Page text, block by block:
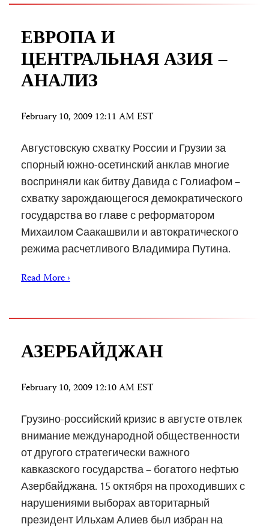
ЕВРОПА И
ЦЕНТРАЛЬНАЯ АЗИЯ –
АНАЛИЗ
February 10, 2009 12:11 AM EST
Августовскую схватку России и Грузии за
спорный южно-осетинский анклав многие
восприняли как битву Давида с Голиафом –
схватку зарождающегося демократического
государства во главе с реформатором
Михаилом Саакашвили и автократического
режима расчетливого Владимира Путина.
Read More ›
АЗЕРБАЙДЖАН
February 10, 2009 12:10 AM EST
Грузино-российский кризис в августе отвлек
внимание международной общественности
от другого стратегически важного
кавказского государства – богатого нефтью
Азербайджана. 15 октября на проходивших с
нарушениями выборах авторитарный
президент Ильхам Алиев был избран на